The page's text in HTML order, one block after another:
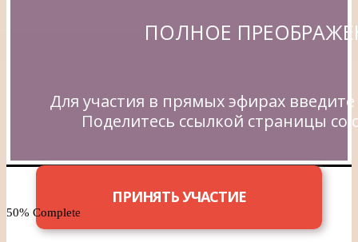
ПОЛНОЕ
Для участия в прямых эфирах
Поделитесь ссылкой страницы со
ПРИНЯТЬ УЧАСТИЕ
50% Complete